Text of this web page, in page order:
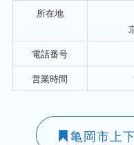
所在地
電話番号
営業時間
亀岡市上